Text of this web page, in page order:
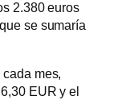
2.380 euros
se sumaría
mes,
EUR y el